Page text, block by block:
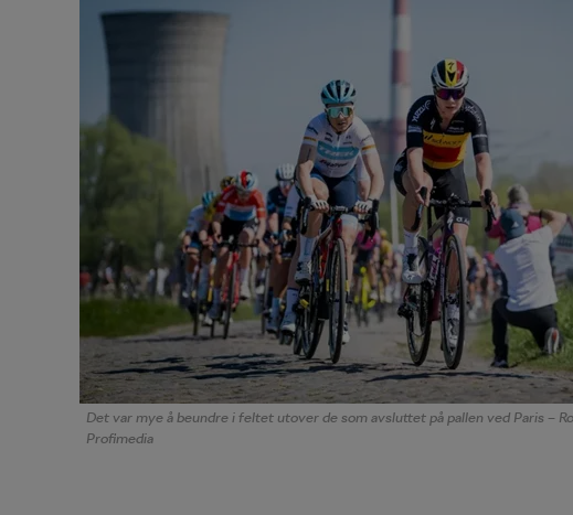
Det var mye å beundre i feltet utover de som avsluttet på pallen ved Paris –
Profimedia